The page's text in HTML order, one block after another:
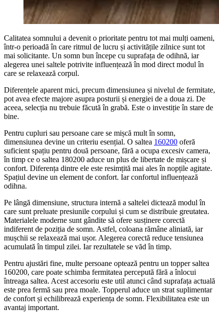
Calitatea somnului a devenit o prioritate pentru tot mai mulți oameni,
într-o perioadă în care ritmul de lucru și activitățile zilnice sunt tot
mai solicitante. Un somn bun începe cu suprafața de odihnă, iar
alegerea unei saltele potrivite influențează în mod direct modul în
care se relaxează corpul.
Diferențele aparent mici, precum dimensiunea și nivelul de fermitate,
pot avea efecte majore asupra posturii și energiei de a doua zi. De
aceea, selecția nu trebuie făcută în grabă. Este o investiție în stare de
bine.
Pentru cupluri sau persoane care se mișcă mult în somn,
dimensiunea devine un criteriu esențial. O saltea 160200 oferă
suficient spațiu pentru două persoane, fără a ocupa excesiv camera,
în timp ce o saltea 180200 aduce un plus de libertate de mișcare și
confort. Diferența dintre ele este resimțită mai ales în nopțile agitate.
Spațiul devine un element de confort. Iar confortul influențează
odihna.
Pe lângă dimensiune, structura internă a saltelei dictează modul în
care sunt preluate presiunile corpului și cum se distribuie greutatea.
Materialele moderne sunt gândite să ofere susținere corectă
indiferent de poziția de somn. Astfel, coloana rămâne aliniată, iar
mușchii se relaxează mai ușor. Alegerea corectă reduce tensiunea
acumulată în timpul zilei. Iar rezultatele se văd în timp.
Pentru ajustări fine, multe persoane optează pentru un topper saltea
160200, care poate schimba fermitatea percepută fără a înlocui
întreaga saltea. Acest accesoriu este util atunci când suprafața actuală
este prea fermă sau prea moale. Topperul aduce un strat suplimentar
de confort și echilibrează experiența de somn. Flexibilitatea este un
avantaj important.